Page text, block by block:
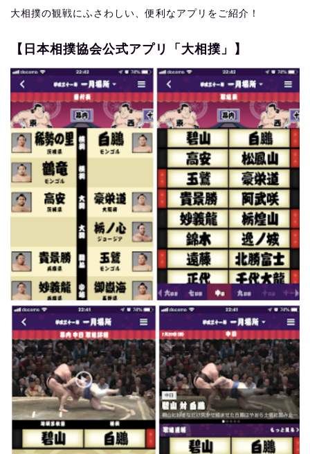
大相撲の観戦にふさわしい、便利なアプリをご紹介！
【日本相撲協会公式アプリ「大相撲」】